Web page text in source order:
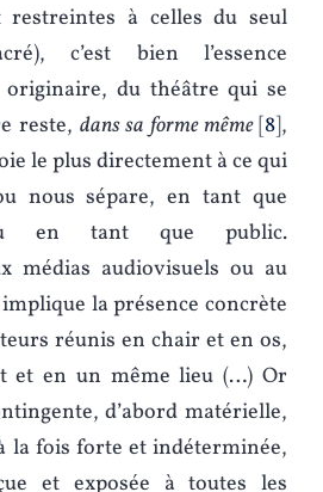
restreintes à celles du seul
c’est bien l’essence
du théâtre qui se
reste, dans sa forme même 8 ,
le plus directement à ce qui
nous sépare, en tant que
en tant que public.
médias audiovisuels ou au
la présence concrète
réunis en chair et en os,
et en un même lieu (…) Or
d’abord matérielle,
la fois forte et indéterminée,
et exposée à toutes les